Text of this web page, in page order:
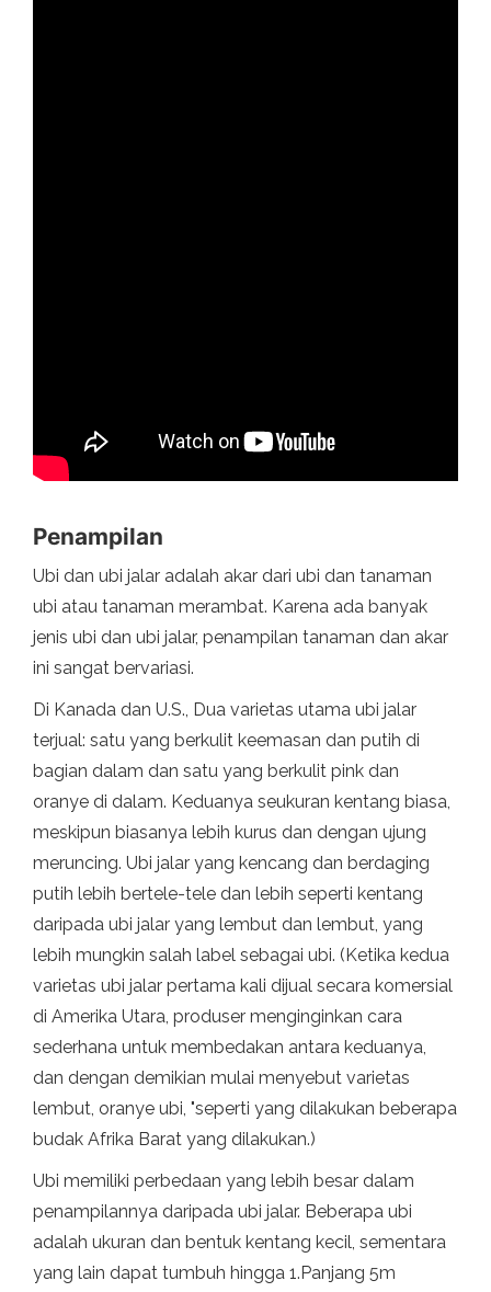
Penampilan
Ubi dan ubi jalar adalah akar dari ubi dan tanaman
ubi atau tanaman merambat. Karena ada banyak
jenis ubi dan ubi jalar, penampilan tanaman dan akar
ini sangat bervariasi.
Di Kanada dan U.S., Dua varietas utama ubi jalar
terjual: satu yang berkulit keemasan dan putih di
bagian dalam dan satu yang berkulit pink dan
oranye di dalam. Keduanya seukuran kentang biasa,
meskipun biasanya lebih kurus dan dengan ujung
meruncing. Ubi jalar yang kencang dan berdaging
putih lebih bertele-tele dan lebih seperti kentang
daripada ubi jalar yang lembut dan lembut, yang
lebih mungkin salah label sebagai ubi. (Ketika kedua
varietas ubi jalar pertama kali dijual secara komersial
di Amerika Utara, produser menginginkan cara
sederhana untuk membedakan antara keduanya,
dan dengan demikian mulai menyebut varietas
lembut, oranye ubi, "seperti yang dilakukan beberapa
budak Afrika Barat yang dilakukan.)
Ubi memiliki perbedaan yang lebih besar dalam
penampilannya daripada ubi jalar. Beberapa ubi
adalah ukuran dan bentuk kentang kecil, sementara
yang lain dapat tumbuh hingga 1.Panjang 5m